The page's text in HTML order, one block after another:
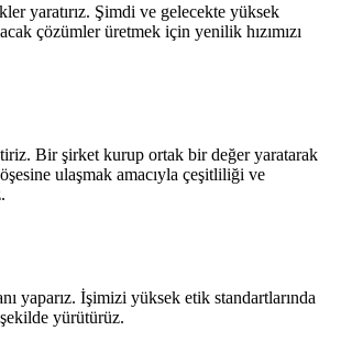
yaratırız. Şimdi ve gelecekte yüksek
çözümler üretmek için yenilik hızımızı
Bir şirket kurup ortak bir değer yaratarak
ulaşmak amacıyla çeşitliliği ve
yaparız. İşimizi yüksek etik standartlarında
yürütürüz.